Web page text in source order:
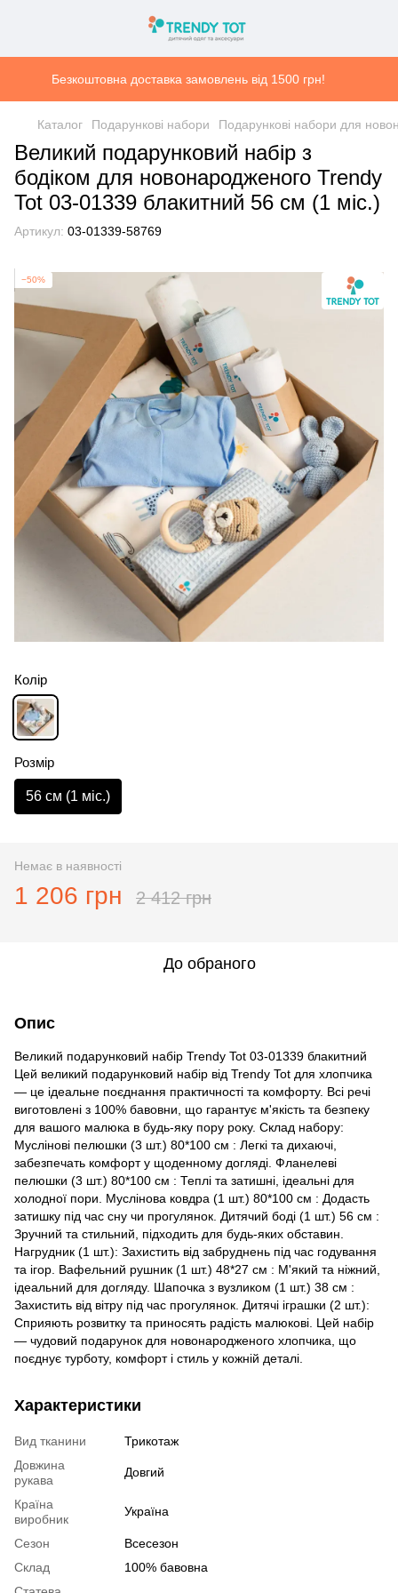
Безкоштовна доставка замовлень від 1500 грн!
Каталог Подарункові набори Подарункові набори для
Великий подарунковий набір з
бодіком для новонародженого Trendy
Tot 03-01339 блакитний 56 см (1 мiс.)
Артикул: 03-01339-58769
−50%
Колір
Розмір
56 см (1 мiс.)
Немає в наявності
1 206 грн 2 412 грн
До обраного
Опис
Великий подарунковий набір Trendy Tot 03-01339 блакитний
Цей великий подарунковий набір від Trendy Tot для хлопчика
— це ідеальне поєднання практичності та комфорту. Всі речі
виготовлені з 100% бавовни, що гарантує м'якість та безпеку
для вашого малюка в будь-яку пору року. Склад набору:
Муслінові пелюшки (3 шт.) 80*100 см : Легкі та дихаючі,
забезпечать комфорт у щоденному догляді. Фланелеві
пелюшки (3 шт.) 80*100 см : Теплі та затишні, ідеальні для
холодної пори. Муслінова ковдра (1 шт.) 80*100 см : Додасть
затишку під час сну чи прогулянок. Дитячий боді (1 шт.) 56 см :
Зручний та стильний, підходить для будь-яких обставин.
Нагрудник (1 шт.): Захистить від забруднень під час годування
та ігор. Вафельний рушник (1 шт.) 48*27 см : М'який та ніжний,
ідеальний для догляду. Шапочка з вузликом (1 шт.) 38 см :
Захистить від вітру під час прогулянок. Дитячі іграшки (2 шт.):
Сприяють розвитку та приносять радість малюкові. Цей набір
— чудовий подарунок для новонародженого хлопчика, що
поєднує турботу, комфорт і стиль у кожній деталі.
Характеристики
Вид тканини
Трикотаж
Довжина
рукава
Довгий
Країна
виробник
Україна
Сезон
Всесезон
Склад
100% бавовна